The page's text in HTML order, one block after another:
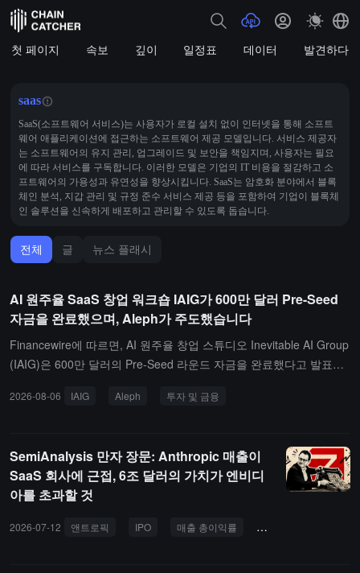
첫 페이지 속보 깊이 일정표 데이터 발견하다
saas
SaaS(소프트웨어 서비스)는 사용자가 로컬 설치 없이 인터넷을 통해 소프트
웨어 애플리케이션에 접근하는 소프트웨어 제공 모델입니다. 서비스 제공자
는 소프트웨어의 유지 관리, 업그레이드 및 보안을 책임지며, 사용자는 필요
에 따라 서비스를 구독합니다. 이러한 모델은 기업의 IT 비용을 절감하고 소
프트웨어의 가용성과 유연성을 향상시킵니다. SaaS는 암호화 분야에서 블록
체인 분석, 지갑 관리 및 규정 준수 서비스 제공 등을 포함하여 기업이 블록체
인 솔루션을 신속하게 배포하고 관리할 수 있도록 돕습니다.
전체 글 뉴스 플래시
AI 원주율 SaaS 창업 워크숍 IAIG가 600만 달러 Pre-Seed
자금을 완료했으며, Aleph가 주도했습니다
Financewire에 따르면, AI 원주율 창업 스튜디오 Inevitable AI Group
(IAIG)은 600만 달러의 Pre-Seed 라운드 자금을 완료했다고 발표했
용하여 소프트웨어 개발 모델을 재편하고 수십 개의 AI 원주율 SaaS
의 빠른 발전에 따라 소규모 팀도 더 낮은 비용과 더 높은 효율로 소
프트웨어 제품의 개발, 출시 및 규모 확대를 완료할 수 있다는 것입니
다.올해 1월 설립 이후, IAIG는 5개의 회사를 인큐베이팅하고 출시했
할 계획입니다. 회사는 이미 검증된 시장 수요가 있는 소프트웨어 분
2026-08-06 IAIG Aleph 투자 및 금융
SemiAnalysis 만자 장문: Anthropic 매출이
SaaS 회사에 근접, 6조 달러의 가치가 엔비디
아를 초과할 것
2026-07-12 앤트로픽 IPO 매출 총이익률 오픈AI